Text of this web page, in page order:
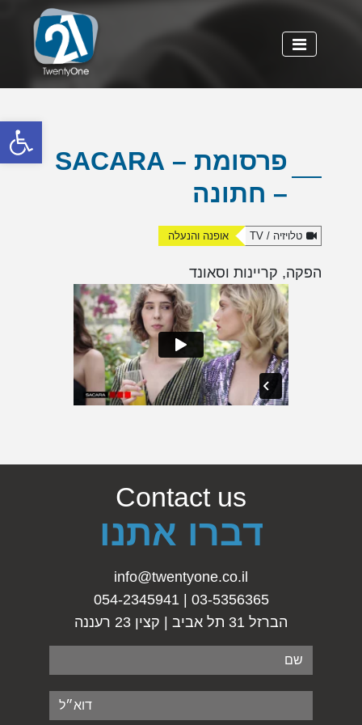
פרסומת – SACARA
– חתונה
טלויזיה / TV אופנה והנעלה
הפקה, קריינות וסאונד
Contact us
דברו אתנו
info@twentyone.co.il
03-5356365 | 054-2345941
הברזל 31 תל אביב | קצין 23 רעננה